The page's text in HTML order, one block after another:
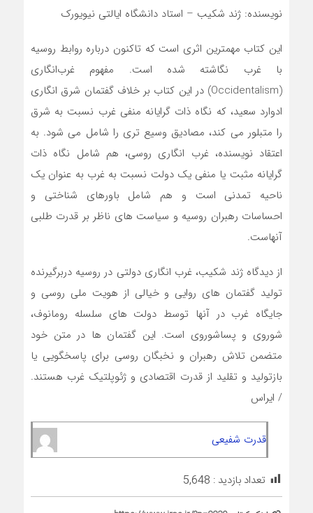
نویسنده: ژند شکیب – استاد دانشگاه ایالتی نیویورک
این کتاب مهمترین اثری است که تاکنون درباره روابط روسیه
با غرب نگاشته شده است. مفهوم غرب‌انگاری
(Occidentalism) در این کتاب بر خلاف گفتمان شرق انگاری
ادوارد سعید، که نگاه ذات گرایانه منفی غرب نسبت به شرق
را متبلور می کند، مصادیق وسیع تری را شامل می شود. به
اعتقاد نویسنده، غرب انگاری روسی، هم شامل نگاه ذات
گرایانه مثبت یا منفی یک دولت نسبت به غرب به عنوان یک
ناحیه تمدنی است و هم شامل باورهای شناختی و
احساسات رهبران روسیه و سیاست های ناظر بر قدرت طلبی
آنهاست.
از دیدگاه ژند شکیب، غرب انگاری دولتی در روسیه دربرگیرنده
تولید گفتمان های روایی و خیالی از هویت ملی روسی و
جایگاه غرب در آنها توسط دولت های سلسله رومانوف،
شوروی و پساشوروی است. این گفتمان ها در متن خود
متضمن تلاش رهبران و نخبگان روسی برای پاسخگویی یا
بازتولید و تقلید از قدرت اقتصادی و ژئوپلتیک غرب هستند.
/ ایراس
قدرت شفیعی
تعداد بازدید : 5,648